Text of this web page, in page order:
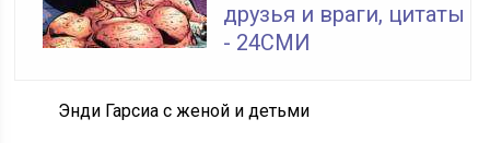
друзья и враги, цитаты
- 24СМИ
Энди Гарсиа с женой и детьми